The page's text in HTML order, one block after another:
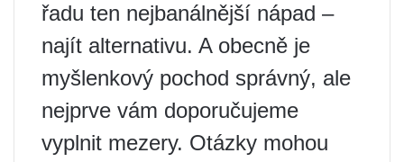
řadu ten nejbanálnější nápad –
najít alternativu. A obecně je
myšlenkový pochod správný, ale
nejprve vám doporučujeme
vyplnit mezery. Otázky mohou